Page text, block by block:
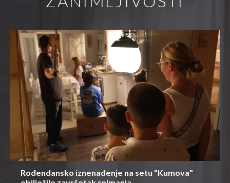
Rođendansko iznenađenje na setu "Kumova"